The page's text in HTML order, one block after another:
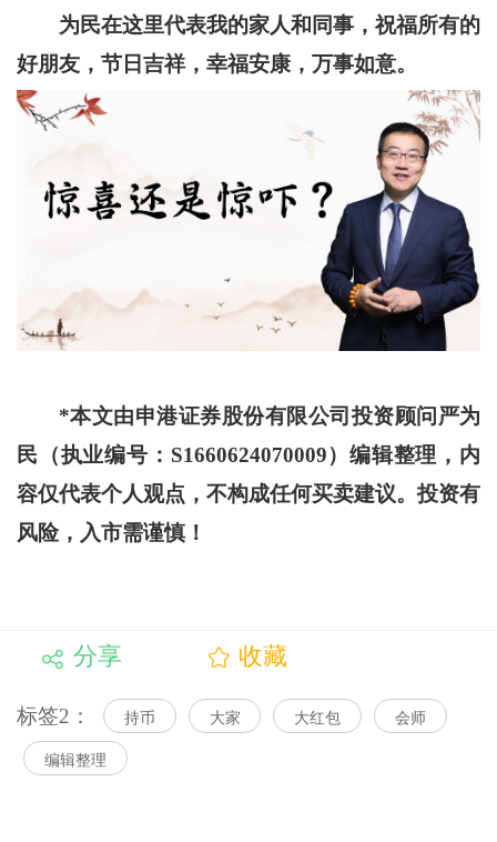
为民在这里代表我的家人和 同事，祝福所有的
好朋友，节日吉祥，幸福安康，万事如意。
*本文由申港证券股份有限公司投资顾问严为
民（执业编号：S1660624070009）编辑整理，内
容仅代表个人观点，不构成任何买卖建议。投资有
风险，入市需谨慎！
分享 收藏
标签2： 持币 大家 大红包 会师
编辑整理